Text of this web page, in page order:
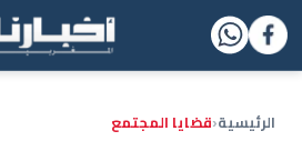
الرئيسية‹قضايا المجتمع